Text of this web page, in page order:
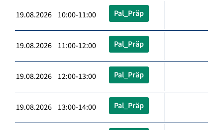
19.08.2026 10:00-11:00 Pal_Präp
19.08.2026 11:00-12:00 Pal_Präp
19.08.2026 12:00-13:00 Pal_Präp
19.08.2026 13:00-14:00 Pal_Präp